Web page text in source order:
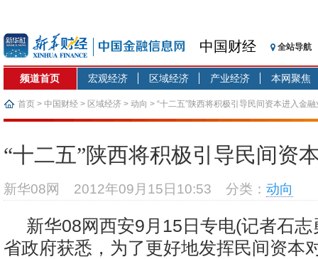
中国财经 全站导航
频道首页 宏观经济 区域经济 产业经济 本网聚焦
首页 > 中国财经 > 区域经济 > 动向 > “十二五”陕西将积极引导民间资本进入金融
“十二五”陕西将积极引导民间资
新华08网 2012年09月15日10:53 分类： 动向
新华08网西安9月15日专电(记者石
省政府获悉，为了更好地发挥民间资本